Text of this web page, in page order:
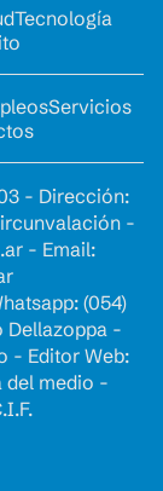
Tecnología
Servicios
- Dirección:
-
- Email:
(054)
Dellazoppa -
- Editor Web:
del medio -